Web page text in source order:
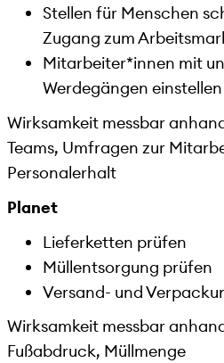
Stellen für Menschen
Zugang zum
Mitarbeiter*innen mit
Werdegängen einstellen
Wirksamkeit messbar
Teams, Umfragen zur
Personalerhalt
Planet
Lieferketten prüfen
Müllentsorgung prüfen
Versand- und
Wirksamkeit messbar
Fußabdruck, Müllmenge